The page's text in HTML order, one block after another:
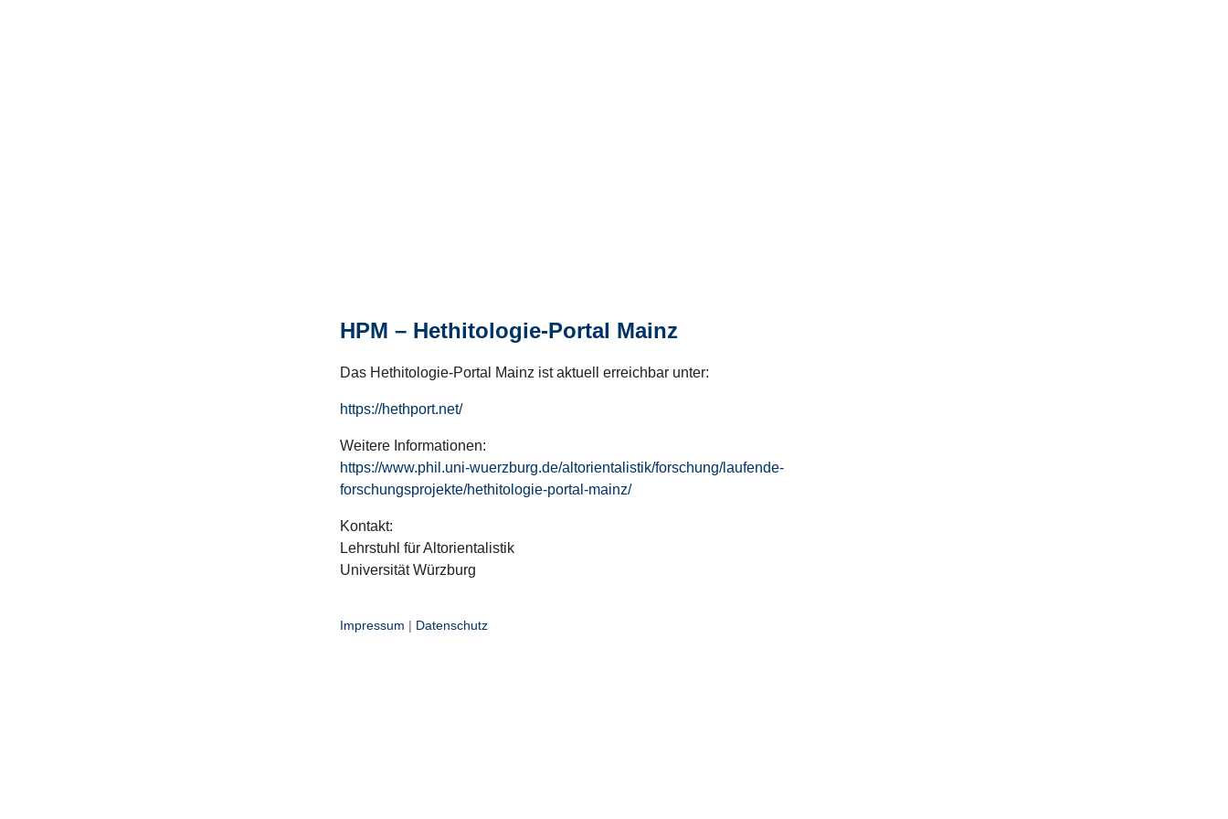
HPM – Hethitologie-Portal Mainz
Das Hethitologie-Portal Mainz ist aktuell erreichbar unter:
https://hethport.net/
Weitere Informationen:
https://www.phil.uni-wuerzburg.de/altorientalistik/forschung/laufende-
forschungsprojekte/hethitologie-portal-mainz/
Kontakt:
Lehrstuhl für Altorientalistik
Universität Würzburg
Impressum | Datenschutz